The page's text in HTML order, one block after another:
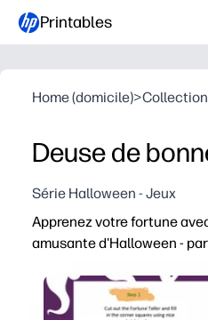
Printables
Home (domicile)>
Deuse de
Série Halloween - Jeux
Apprenez votre fortune
amusante d'Halloween -